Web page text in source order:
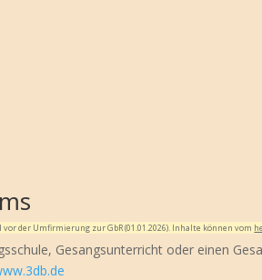
der Umfirmierung zur GbR (01.01.2026). Inhalte können vom
Gesangsunterricht oder einen